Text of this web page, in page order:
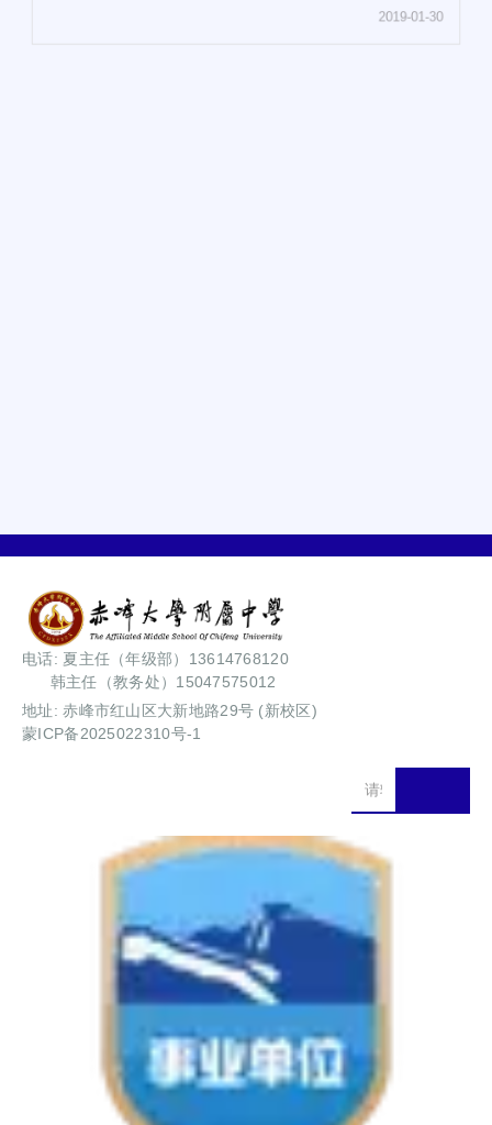
2019-01-30
电话: 夏主任（年级部）13614768120
韩主任（教务处）15047575012
地址: 赤峰市红山区大新地路29号 (新校区)
蒙ICP备2025022310号-1